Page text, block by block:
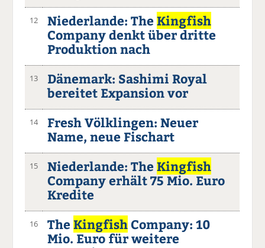
12 Niederlande: TheKingfish
Company denkt über dritte
Produktion nach
13
Dänemark: Sashimi Royal
bereitet Expansion vor
14
Fresh Völklingen: Neuer
Name, neue Fischart
15 Niederlande: TheKingfish
Company erhält 75 Mio. Euro
Kredite
16 TheKingfishCompany: 10
Mio. Euro für weitere